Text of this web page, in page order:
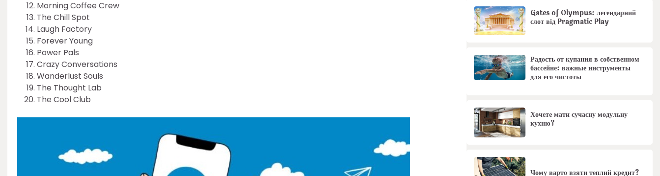
Morning Coffee Crew
The Chill Spot
Laugh Factory
Forever Young
Power Pals
Crazy Conversations
Wanderlust Souls
The Thought Lab
The Cool Club
Gates of Olympus: легендарний
слот від Pragmatic Play
Радость от купания в собственном
бассейне: важные инструменты
для его чистоты
Хочете мати сучасну модульну
кухню?
Чому варто взяти теплий кредит?